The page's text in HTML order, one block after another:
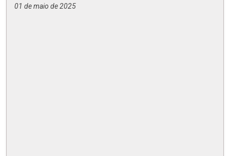
01 de maio de 2025